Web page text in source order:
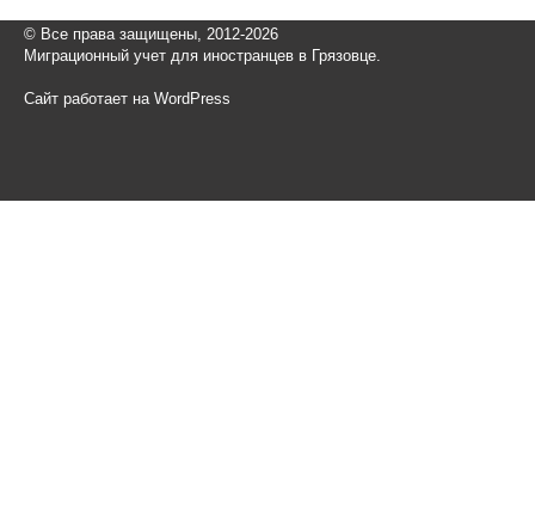
© Все права защищены, 2012-2026
Миграционный учет для иностранцев в Грязовце.
Сайт работает на WordPress